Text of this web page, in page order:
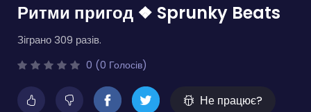
Ритми пригод ❖ Sprunky Beats
Зіграно 309 разів.
0 (0 Голосів)
Не працює?